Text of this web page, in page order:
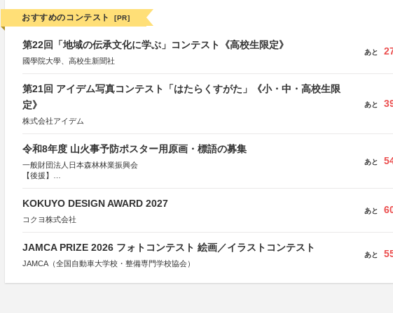
おすすめのコンテスト [PR]
第22回「地域の伝承文化に学ぶ」コンテスト《高校生限定》
國學院大學、高校生新聞社
あと
第21回 アイデム写真コンテスト「はたらくすがた」《小・中・高校生限
定》
株式会社アイデム
あと
令和8年度 山火事予防ポスター用原画・標語の募集
一般財団法人日本森林林業振興会
【後援】
あと
KOKUYO DESIGN AWARD 2027
コクヨ株式会社
あと
JAMCA PRIZE 2026 フォトコンテスト 絵画／イラストコンテスト
JAMCA（全国自動車大学校・整備専門学校協会）
あと